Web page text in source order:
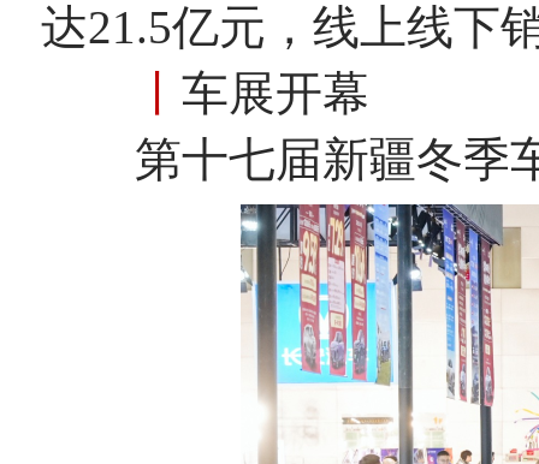
达21.5亿元，线上线下
车展开幕
第十七届新疆冬季车